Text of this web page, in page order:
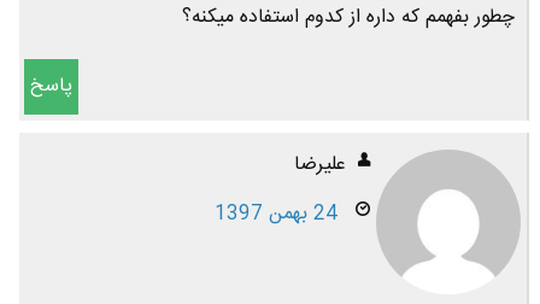
چطور بفهمم که داره از کدوم استفاده میکنه؟
پاسخ
علیرضا
24 بهمن 1397